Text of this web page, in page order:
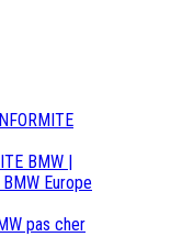
BMW |
Europe
pas cher